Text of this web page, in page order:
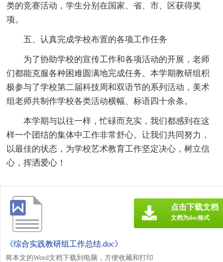
类的竞赛活动，学生分别在国家、省、市、区获得奖
项。
五、认真完成学校布置的各项工作任务
为了协助学校的宣传工作和各项活动的开展，老师
们都能克服各种困难圆满地完成任务。本学期教研组积
极参与了学校第二届科技周和双语节的系列活动，美术
组老师共制作学校各类活动横幅、标语四十余条。
本学期与以往一样，忙碌而充实，我们都感到在这
样一个团结的集体中工作非常舒心。让我们共同努力，
以最佳的状态，为学校艺术教育工作坚定决心，树立信
心，挥洒爱心！
《综合实践教研组工作总结.doc》
将本文的Word文档下载到电脑，方便收藏和打印
点击下载文档
文档为doc格式